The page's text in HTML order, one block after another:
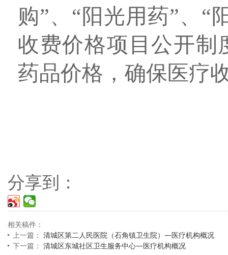
购”、“阳光用药”、“
收费价格项目公开制
药品价格，确保医疗
分享到：
相关稿件：
上一篇： 清城区第二人民医院（石角镇卫生院）—医疗机构概况
下一篇： 清城区东城社区卫生服务中心—医疗机构概况